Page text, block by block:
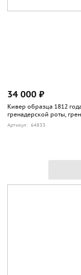
34 000 ₽
Кивер образца 1812
гренадерской роты,
Артикул: 64833